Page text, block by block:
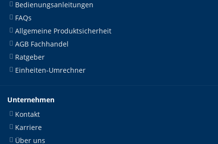
Bedienungsanleitungen
FAQs
Allgemeine Produktsicherheit
AGB Fachhandel
Ratgeber
Einheiten-Umrechner
Unternehmen
Kontakt
Karriere
Über uns